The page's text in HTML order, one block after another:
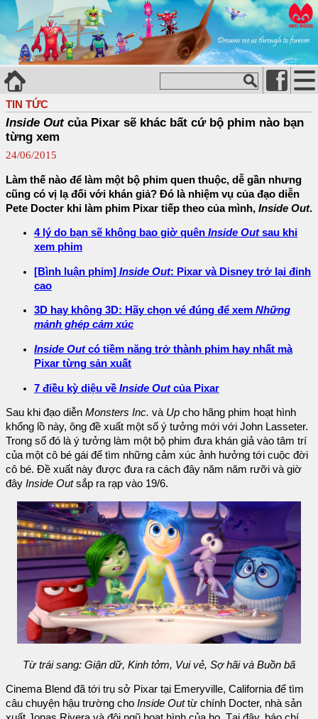
TIN TỨC
Inside Outcủa Pixar sẽ khác bất cứ bộ phim nào bạn
từng xem
24/06/2015
Làm thế nào để làm một bộ phim quen thuộc, dễ gần nhưng
cũng có vị lạ đối với khán giả? Đó là nhiệm vụ của đạo diễn
Pete Docter khi làm phim Pixar tiếp theo của mình, Inside Out.
4 lý do bạn sẽ không bao giờ quên Inside Outsau khi
xem phim
[Bình luận phim] Inside Out: Pixar và Disney trở lại đỉnh
cao
3D hay không 3D: Hãy chọn vé đúng để xem Những
mảnh ghép cảm xúc
Inside Outcó tiềm năng trở thành phim hay nhất mà
Pixar từng sản xuất
7 điều kỳ diệu về Inside Outcủa Pixar
Sau khi đạo diễn Monsters Inc. và Up cho hãng phim hoạt hình
khổng lồ này, ông đề xuất một số ý tưởng mới với John Lasseter.
Trong số đó là ý tưởng làm một bộ phim đưa khán giả vào tâm trí
của một cô bé gái để tìm những cảm xúc ảnh hưởng tới cuộc đời
cô bé. Đề xuất này được đưa ra cách đây năm năm rưỡi và giờ
đây Inside Outsắp ra rạp vào 19/6.
Từ trái sang: Giận dữ, Kinh tởm, Vui vẻ, Sợ hãi và Buồn bã
Cinema Blend đã tới trụ sở Pixar tại Emeryville, California để tìm
câu chuyện hậu trường cho Inside Outtừ chính Docter, nhà sản